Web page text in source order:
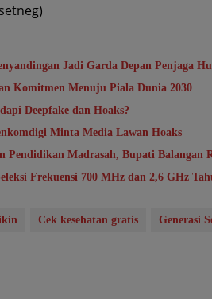
Jadi Garda Depan Penjaga
Komitmen Menuju Piala Dunia 2030
Deepfake dan Hoaks?
Minta Media Lawan Hoaks
Pendidikan Madrasah, Bupati Balangan
Frekuensi 700 MHz dan 2,6 GHz
Cek kesehatan gratis Generasi